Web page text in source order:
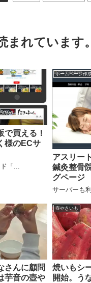
まれています
で買える！
様のECサ
「...
ホームページ作
アスリー
鍼灸整骨
グページ
サーバーも
さんに顧問
芋音の壺や
壺やきいも
焼いもシ
開始。う